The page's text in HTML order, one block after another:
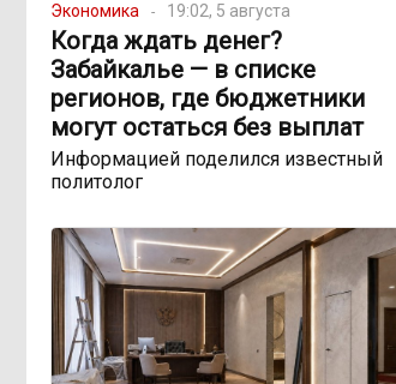
Экономика 19:02, 5 августа
Когда ждать денег?
Забайкалье — в списке
регионов, где бюджетники
могут остаться без выплат
Информацией поделился известный
политолог